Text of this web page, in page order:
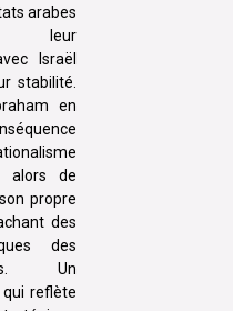
arabes
leur
Israël
stabilité.
en
alors de
propre
des
des
Un
reflète